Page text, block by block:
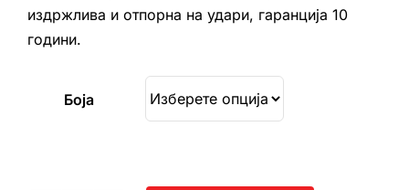
издржлива и отпорна на удари, гаранција 10
години.
Боја